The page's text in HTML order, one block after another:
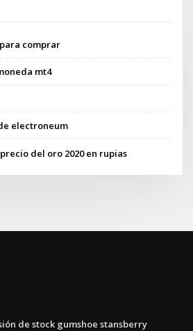
comprar
mt4
electroneum
del oro 2020 en rupias
de stock gumshoe stansberry